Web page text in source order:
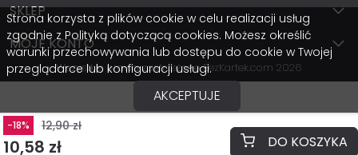
-18% 12,90 zł
10,58 zł DO KOSZYKA
SKLEP
MOJE KONTO
Wszystkie prawa zastrzeżone BezKartek.com 2026
Strona korzysta z plików cookie w celu realizacji usług
zgodnie z Polityką dotyczącą cookies. Możesz określić
warunki przechowywania lub dostępu do cookie w Twojej
przeglądarce lub konfiguracji usługi.
AKCEPTUJE